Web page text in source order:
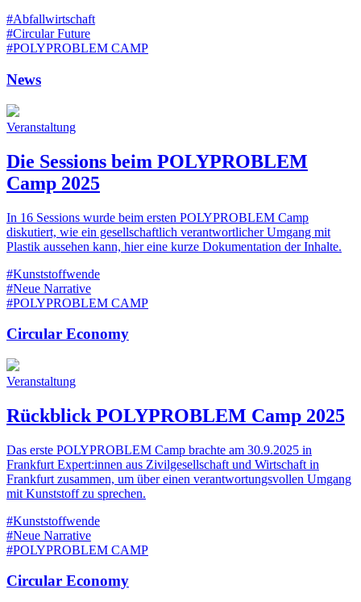
#Abfallwirtschaft
#Circular Future
#POLYPROBLEM CAMP
News
Veranstaltung
Die Sessions beim POLYPROBLEM
Camp 2025
In 16 Sessions wurde beim ersten POLYPROBLEM Camp
diskutiert, wie ein gesellschaftlich verantwortlicher Umgang mit
Plastik aussehen kann, hier eine kurze Dokumentation der Inhalte.
#Kunststoffwende
#Neue Narrative
#POLYPROBLEM CAMP
Circular Economy
Veranstaltung
Rückblick POLYPROBLEM Camp 2025
Das erste POLYPROBLEM Camp brachte am 30.9.2025 in
Frankfurt Expert:innen aus Zivilgesellschaft und Wirtschaft in
Frankfurt zusammen, um über einen verantwortungsvollen Umgang
mit Kunststoff zu sprechen.
#Kunststoffwende
#Neue Narrative
#POLYPROBLEM CAMP
Circular Economy